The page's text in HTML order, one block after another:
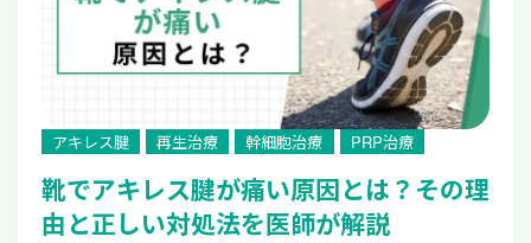
アキレス腱 再生治療 幹細胞治療 PRP治療
靴でアキレス腱が痛い原因とは？その理
由と正しい対処法を医師が解説